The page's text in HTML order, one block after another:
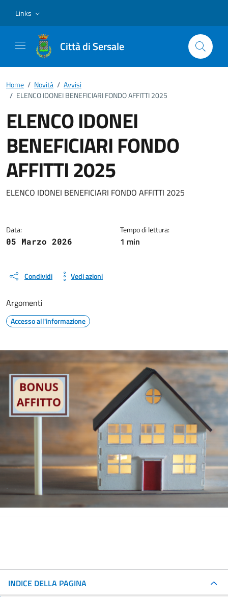
Links
Città di Sersale
Home / Novità / Avvisi
/ ELENCO IDONEI BENEFICIARI FONDO AFFITTI 2025
ELENCO IDONEI
BENEFICIARI FONDO
AFFITTI 2025
Dettagli della notizia
ELENCO IDONEI BENEFICIARI FONDO AFFITTI 2025
Data:
05 Marzo 2026
Tempo di lettura:
1 min
Condividi Vedi azioni
Argomenti
Accesso all'informazione
INDICE DELLA PAGINA